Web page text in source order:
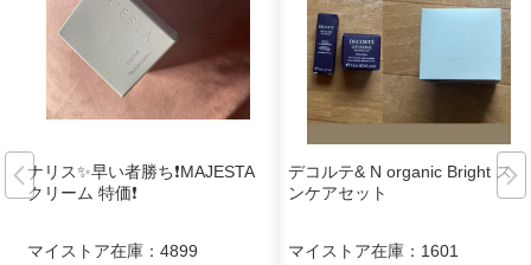
ナリス✨早い者勝ち❗️MAJESTA
クリーム 特価❗️
マイストア在庫： 4899
デコルテ& N organic Bright スキ
ンケアセット
マイストア在庫： 1601